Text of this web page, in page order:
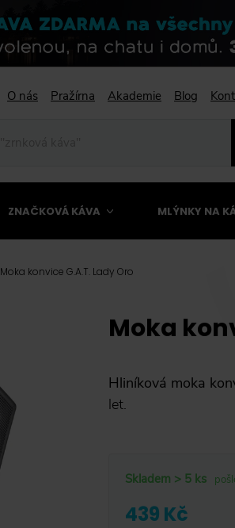
O nás Pražírna Akademie Blog
ZNAČKOVÁ KÁVA MLÝNKY NA
Moka konvice G.A.T. Lady Oro
Moka
Hliníková moka
let.
Skladem > 5 ks
439 Kč